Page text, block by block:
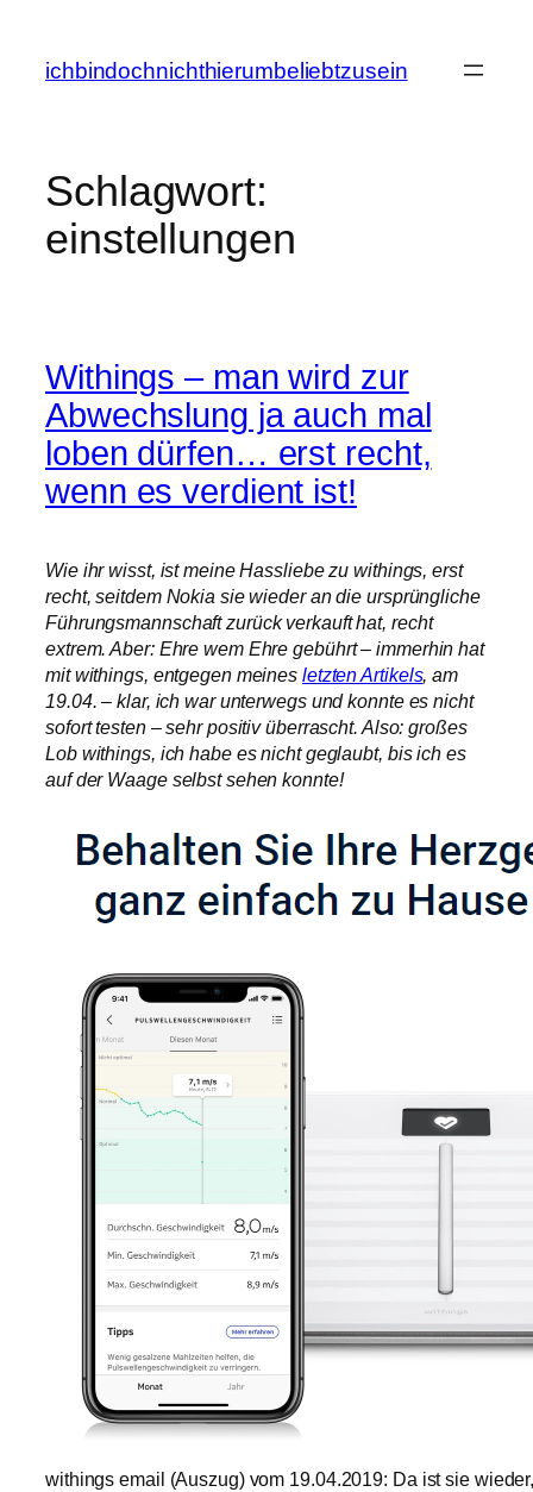
springen
ichbindochnichthierumbeliebtzusein
Schlagwort:
einstellungen
Withings – man wird zur
Abwechslung ja auch mal
loben dürfen… erst recht,
wenn es verdient ist!
Wie ihr wisst, ist meine Hassliebe zu withings, erst
recht, seitdem Nokia sie wieder an die ursprüngliche
Führungsmannschaft zurück verkauft hat, recht
extrem. Aber: Ehre wem Ehre gebührt – immerhin hat
mit withings, entgegen meines letzten Artikels, am
19.04. – klar, ich war unterwegs und konnte es nicht
sofort testen – sehr positiv überrascht. Also: großes
Lob withings, ich habe es nicht geglaubt, bis ich es
auf der Waage selbst sehen konnte!
withings email (Auszug) vom 19.04.2019: Da ist sie